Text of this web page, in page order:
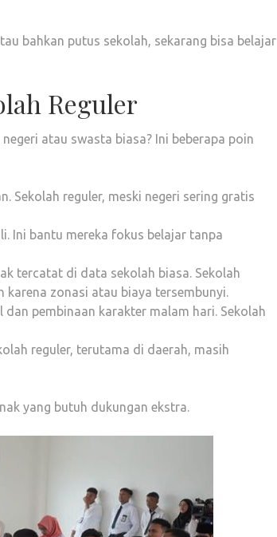
bahkan putus sekolah, sekarang bisa belajar
Reguler
atau swasta biasa? Ini beberapa poin
Sekolah reguler, meski negeri sering gratis
Ini bantu mereka fokus belajar tanpa
tercatat di data sekolah biasa. Sekolah
karena zonasi atau biaya tersembunyi.
pembinaan karakter malam hari. Sekolah
reguler, terutama di daerah, masih
yang butuh dukungan ekstra.